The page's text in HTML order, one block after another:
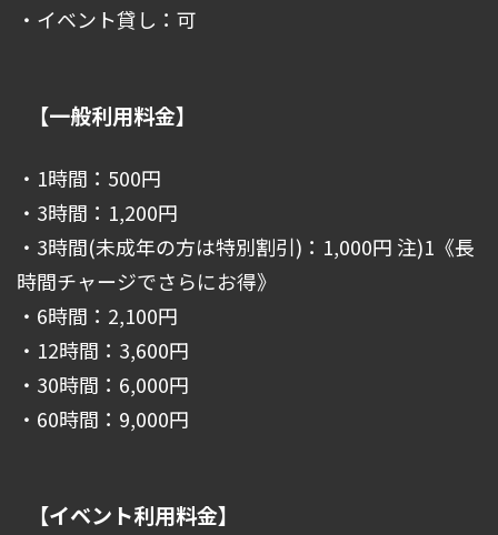
・イベント貸し：可
【一般利用料金】
・1時間：500円
・3時間：1,200円
・3時間(未成年の方は特別割引)：1,000円 注)1《長
時間チャージでさらにお得》
・6時間：2,100円
・12時間：3,600円
・30時間：6,000円
・60時間：9,000円
【イベント利用料金】